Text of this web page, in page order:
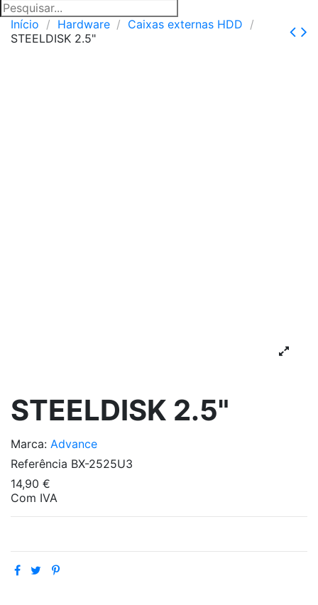
Início Hardware
Caixas externas HDD
STEELDISK 2.5"
STEELDISK 2.5"
Marca: Advance
Referência BX-2525U3
14,90 €
Com IVA